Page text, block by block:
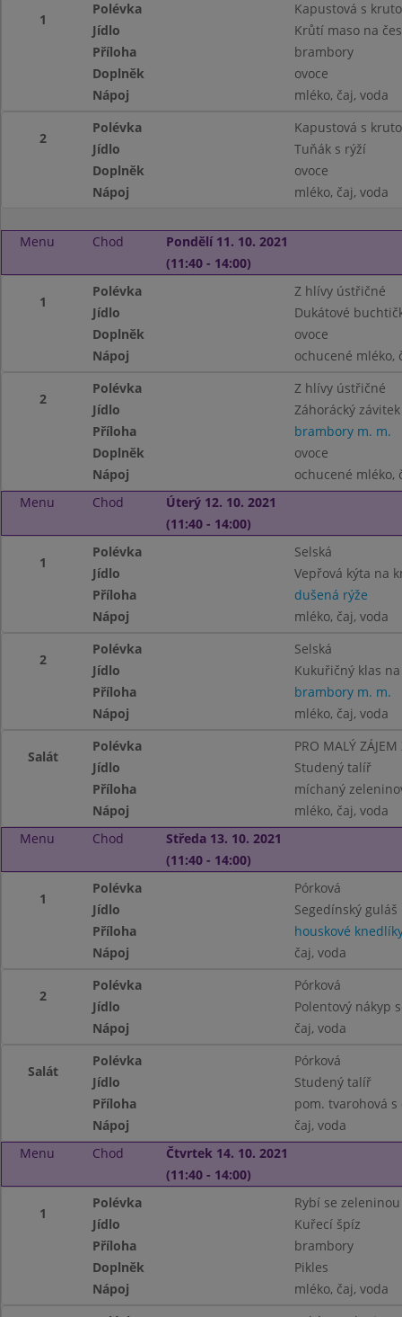
1
Polévka
Kapustová s
Jídlo
Krůtí maso na
Příloha
brambory
Doplněk
ovoce
Nápoj
mléko, čaj, voda
2
Polévka
Kapustová s
Jídlo
Tuňák s rýží
Doplněk
ovoce
Nápoj
mléko, čaj, voda
Menu Chod
Pondělí 11. 10. 2021
(11:40 - 14:00)
1
Polévka
Z hlívy ústřičné
Jídlo
Dukátové
Doplněk
ovoce
Nápoj
ochucené mléko,
2
Polévka
Z hlívy ústřičné
Jídlo
Záhorácký závitek
Příloha
brambory m. m.
Doplněk
ovoce
Nápoj
ochucené mléko,
Menu
Chod
Úterý 12. 10. 2021
(11:40 - 14:00)
1
Polévka
Selská
Jídlo
Vepřová kýta na
Příloha
dušená rýže
Nápoj
mléko, čaj, voda
2
Polévka
Selská
Jídlo
Kukuřičný klas
Příloha
brambory m. m.
Nápoj
mléko, čaj, voda
Salát
Polévka
PRO MALÝ
Jídlo
Studený talíř
Příloha
míchaný
Nápoj
mléko, čaj, voda
Menu
Chod
Středa 13. 10. 2021
(11:40 - 14:00)
1
Polévka
Pórková
Jídlo
Segedínský guláš
Příloha
houskové
Nápoj
čaj, voda
2
Polévka
Pórková
Jídlo
Polentový nákyp
Nápoj
čaj, voda
Salát
Polévka
Pórková
Jídlo
Studený talíř
Příloha
pom. tvarohová
Nápoj
čaj, voda
Menu
Chod
Čtvrtek 14. 10. 2021
(11:40 - 14:00)
1
Polévka
Rybí se zeleninou
Jídlo
Kuřecí špíz
Příloha
brambory
Doplněk
Pikles
Nápoj
mléko, čaj, voda